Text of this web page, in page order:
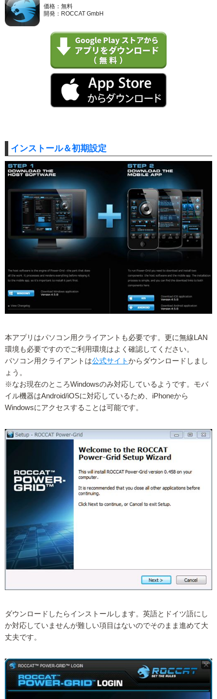
価格：無料
開発：ROCCAT GmbH
インストール＆初期設定
本アプリはパソコン用クライアントも必要です。更に無線LAN
環境も必要ですのでご利用環境はよく確認してください。
パソコン用クライアントは公式サイトからダウンロードしまし
ょう。
※なお現在のところWindowsのみ対応しているようです。モバ
イル機器はAndroid/iOSに対応しているため、iPhoneから
Windowsにアクセスすることは可能です。
ダウンロードしたらインストールします。英語とドイツ語にし
か対応していませんが難しい項目はないのでそのまま進めて大
丈夫です。